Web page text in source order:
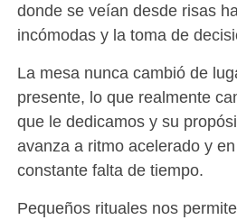
donde se veían desde risas
incómodas y la toma de
La mesa nunca cambió de
presente, lo que realmente
que le dedicamos y su
avanza a ritmo acelerado y
constante falta de tiempo.
Pequeños rituales nos